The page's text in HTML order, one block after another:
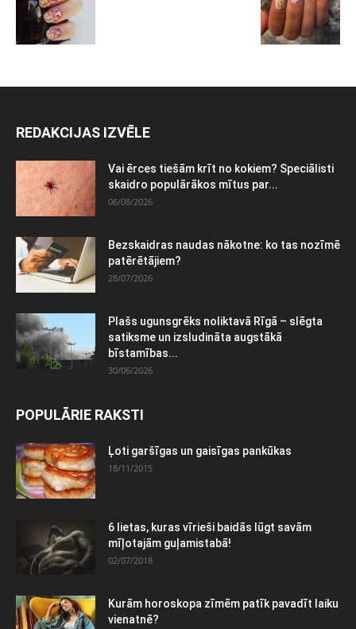
REDAKCIJAS IZVĒLE
Vai ērces tiešām krīt no kokiem? Speciālisti
skaidro populārākos mītus par...
06/08/2026
Bezskaidras naudas nākotne: ko tas nozīmē
patērētājiem?
28/07/2026
Plašs ugunsgrēks noliktavā Rīgā – slēgta
satiksme un izsludināta augstākā
bīstamības...
30/06/2026
POPULĀRIE RAKSTI
Ļoti garšīgas un gaisīgas pankūkas
18/11/2015
6 lietas, kuras vīrieši baidās lūgt savām
mīļotajām guļamistabā!
02/07/2018
Kurām horoskopa zīmēm patīk pavadīt laiku
vienatnē?